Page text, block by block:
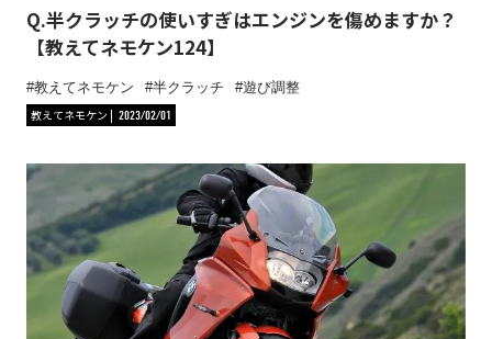
Q.半クラッチの使いすぎはエンジンを傷めますか？
【教えてネモケン124】
教えてネモケン 半クラッチ
遊び調整
教えてネモケン
2023/02/01